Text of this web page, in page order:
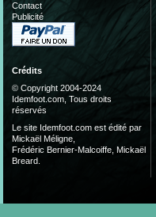
Contact
Publicité
Crédits
© Copyright 2004-2024
Idemfoot.com, Tous droits
réservés
Le site Idemfoot.com est édité par
Mickaël Méligne,
Frédéric Bernier-Malcoiffe, Mickaël
Breard.